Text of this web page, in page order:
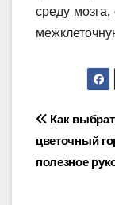
среду
по
Как
цветочный
полезное